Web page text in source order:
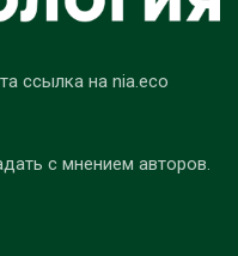
ссылка на nia.eco
с мнением авторов.